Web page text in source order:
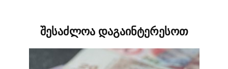
შესაძლოა დაგაინტერესოთ